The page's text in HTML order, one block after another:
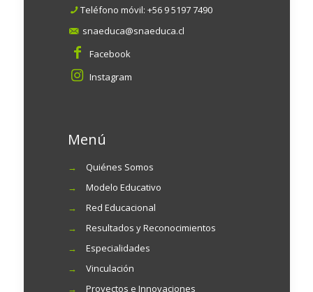
Teléfono móvil: +56 9 5197 7490
snaeduca@snaeduca.cl
Facebook
Instagram
Menú
→
Quiénes Somos
→
Modelo Educativo
→
Red Educacional
→
Resultados y Reconocimientos
→
Especialidades
→
Vinculación
→
Proyectos e Innovaciones